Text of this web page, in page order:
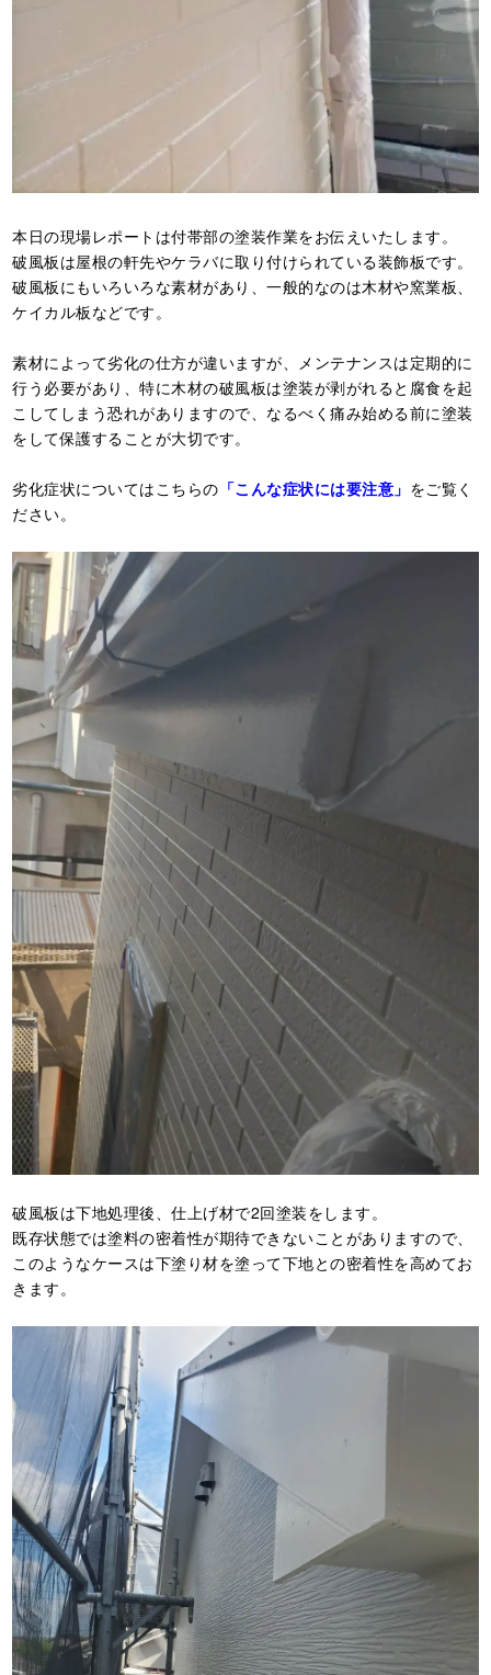
本日の現場レポートは付帯部の塗装作業をお伝えいたします。
破風板は屋根の軒先やケラバに取り付けられている装飾板です。
破風板にもいろいろな素材があり、一般的なのは木材や窯業板、
ケイカル板などです。
素材によって劣化の仕方が違いますが、メンテナンスは定期的に
行う必要があり、特に木材の破風板は塗装が剥がれると腐食を起
こしてしまう恐れがありますので、なるべく痛み始める前に塗装
をして保護することが大切です。
劣化症状についてはこちらの 「こんな症状には要注意」 をご覧く
ださい。
破風板は下地処理後、仕上げ材で2回塗装をします。
既存状態では塗料の密着性が期待できないことがありますので、
このようなケースは下塗り材を塗って下地との密着性を高めてお
きます。